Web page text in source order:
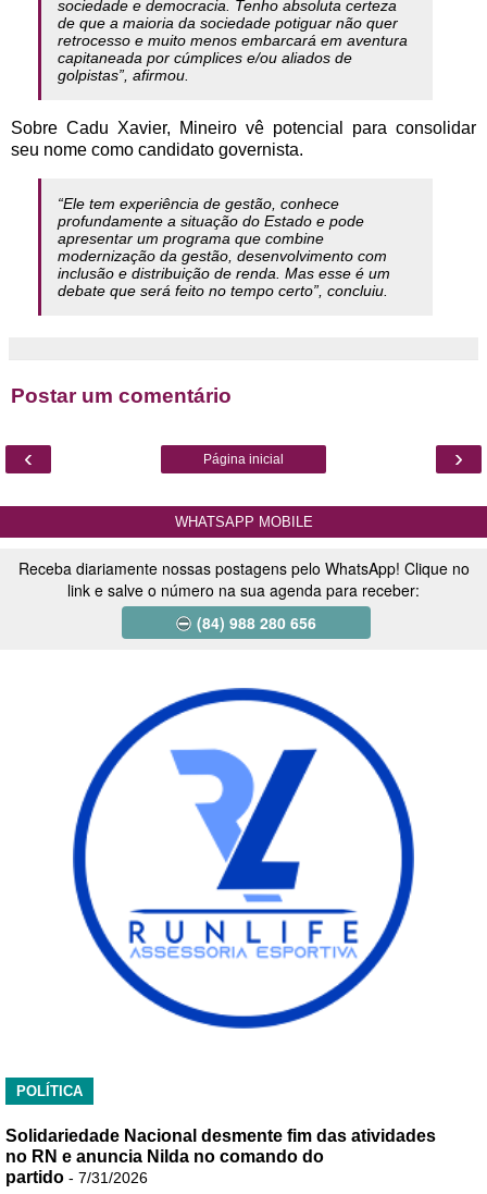
sociedade e democracia. Tenho absoluta certeza
de que a maioria da sociedade potiguar não quer
retrocesso e muito menos embarcará em aventura
capitaneada por cúmplices e/ou aliados de
golpistas”, afirmou.
Sobre Cadu Xavier, Mineiro vê potencial para consolidar
seu nome como candidato governista.
“Ele tem experiência de gestão, conhece
profundamente a situação do Estado e pode
apresentar um programa que combine
modernização da gestão, desenvolvimento com
inclusão e distribuição de renda. Mas esse é um
debate que será feito no tempo certo”, concluiu.
Postar um comentário
‹ ›
Página inicial
WHATSAPP MOBILE
Receba diariamente nossas postagens pelo WhatsApp! Clique no
link e salve o número na sua agenda para receber:
(84) 988 280 656
POLÍTICA
Solidariedade Nacional desmente fim das atividades
no RN e anuncia Nilda no comando do
partido - 7/31/2026